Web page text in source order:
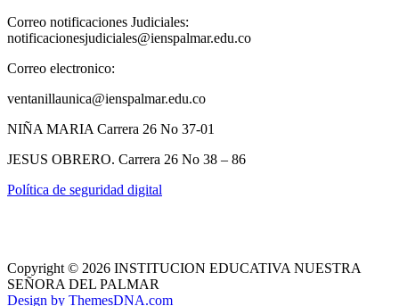
Correo notificaciones Judiciales:
notificacionesjudiciales@ienspalmar.edu.co
Correo electronico:
ventanillaunica@ienspalmar.edu.co
NIÑA MARIA Carrera 26 No 37-01
JESUS OBRERO. Carrera 26 No 38 – 86
Política de seguridad digital
Copyright © 2026 INSTITUCION EDUCATIVA NUESTRA
SEÑORA DEL PALMAR
Design by ThemesDNA.com